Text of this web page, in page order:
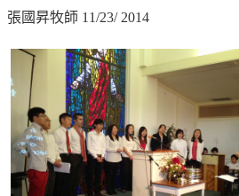
張國昇牧師 11/23/ 2014